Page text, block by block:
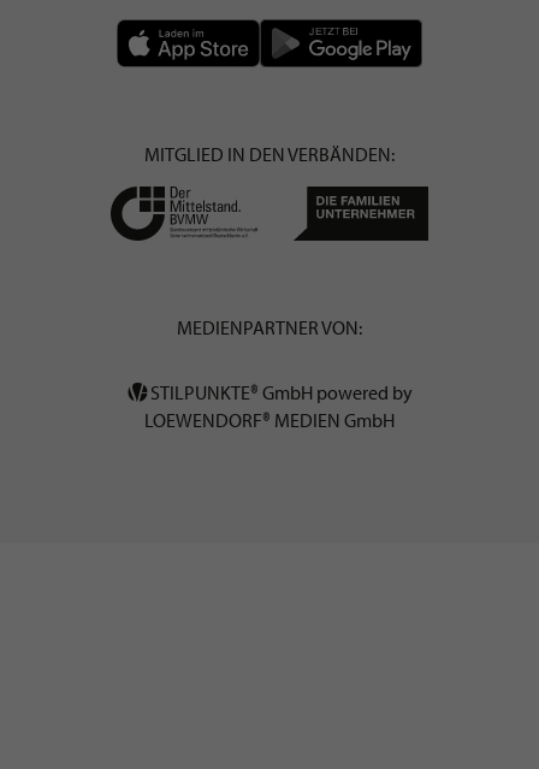
MITGLIED IN DEN VERBÄNDEN:
MEDIENPARTNER VON:
STILPUNKTE® GmbH powered by
LOEWENDORF® MEDIEN GmbH